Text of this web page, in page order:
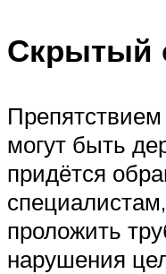
Скрытый
могут быть
придётся
проложить
нарушения